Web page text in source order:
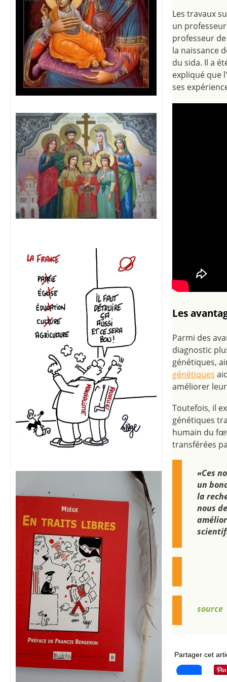
Les travaux
un
professeur
la naissance
du sida. Il a
expliqué que
ses
Les
Parmi des
diagnostic
génétiques,
génétiques
améliorer
Toutefois, il
génétiques
humain du
transférées
«Ces
un
la
nous
source
Partager cet